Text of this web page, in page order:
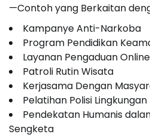
—Contoh yang Berkaitan
Kampanye Anti-Narkoba
Program Pendidikan
Layanan Pengaduan Online
Patroli Rutin Wisata
Kerjasama Dengan
Pelatihan Polisi Lingkungan
Pendekatan Humanis
Sengketa